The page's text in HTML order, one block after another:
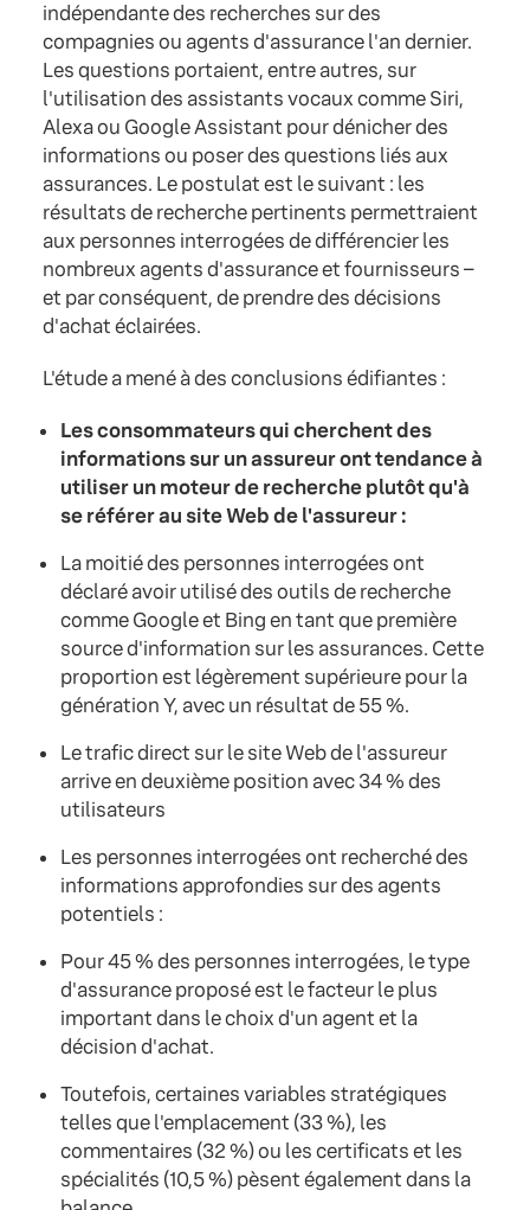
indépendante des recherches sur des
compagnies ou agents d'assurance l'an dernier.
Les questions portaient, entre autres, sur
l'utilisation des assistants vocaux comme Siri,
Alexa ou Google Assistant pour dénicher des
informations ou poser des questions liés aux
assurances. Le postulat est le suivant : les
résultats de recherche pertinents permettraient
aux personnes interrogées de différencier les
nombreux agents d'assurance et fournisseurs –
et par conséquent, de prendre des décisions
d'achat éclairées.
L'étude a mené à des conclusions édifiantes :
Les consommateurs qui cherchent des
informations sur un assureur ont tendance à
utiliser un moteur de recherche plutôt qu'à
se référer au site Web de l'assureur :
La moitié des personnes interrogées ont
déclaré avoir utilisé des outils de recherche
comme Google et Bing en tant que première
source d'information sur les assurances. Cette
proportion est légèrement supérieure pour la
génération Y, avec un résultat de 55 %.
Le trafic direct sur le site Web de l'assureur
arrive en deuxième position avec 34 % des
utilisateurs
Les personnes interrogées ont recherché des
informations approfondies sur des agents
potentiels :
Pour 45 % des personnes interrogées, le type
d'assurance proposé est le facteur le plus
important dans le choix d'un agent et la
décision d'achat.
Toutefois, certaines variables stratégiques
telles que l'emplacement (33 %), les
commentaires (32 %) ou les certificats et les
spécialités (10,5 %) pèsent également dans la